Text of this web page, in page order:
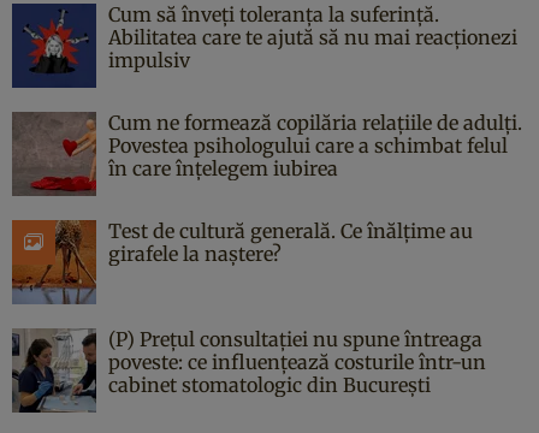
Cum să înveți toleranța la suferință.
Abilitatea care te ajută să nu mai reacționezi
impulsiv
Cum ne formează copilăria relațiile de adulți.
Povestea psihologului care a schimbat felul
în care înțelegem iubirea
Test de cultură generală. Ce înălțime au
girafele la naștere?
(P) Prețul consultației nu spune întreaga
poveste: ce influențează costurile într-un
cabinet stomatologic din București